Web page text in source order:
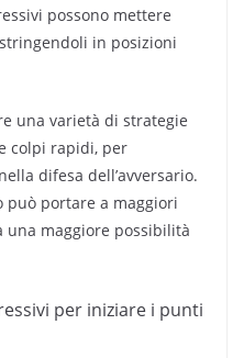
possono mettere
in posizioni
una varietà di strategie
colpi rapidi, per
difesa dell’avversario.
può portare a maggiori
maggiore possibilità
per iniziare i punti